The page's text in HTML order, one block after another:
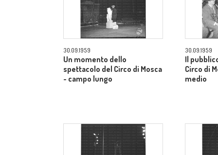
30.09.1959
Un momento dello
spettacolo del Circo di Mosca
- campo lungo
30.09.1959
Il
Circo di
medio